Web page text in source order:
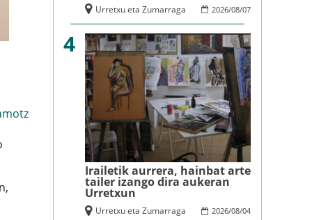
2026/08/07
Urretxu eta Zumarraga
4
Irailetik aurrera, hainbat arte
tailer izango dira aukeran
Urretxun
2026/08/04
Urretxu eta Zumarraga